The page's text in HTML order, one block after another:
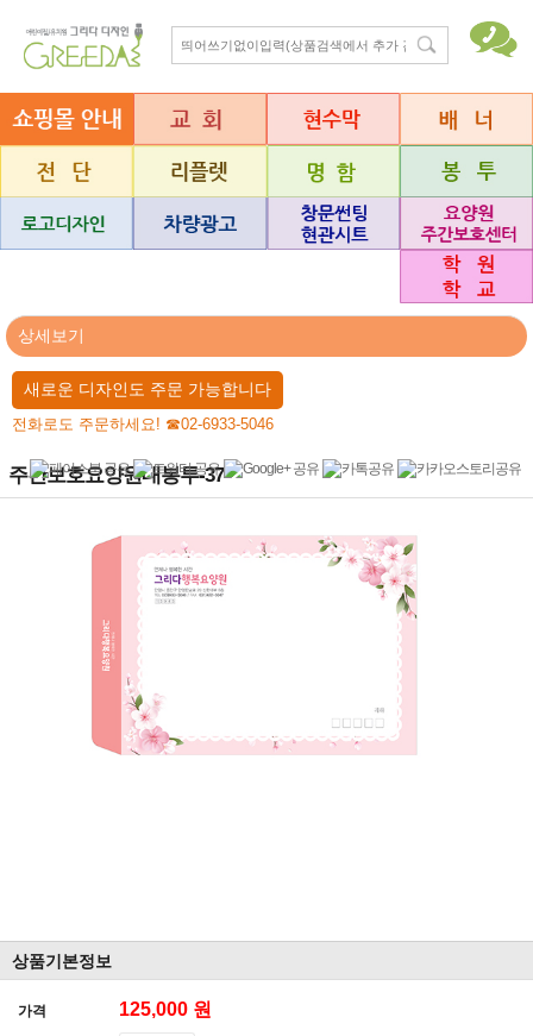
상세보기
새로운 디자인도 주문 가능합니다
전화로도 주문하세요! ☎02-6933-5046
주간보호요양원대봉투-37
상품기본정보
가격 125,000 원